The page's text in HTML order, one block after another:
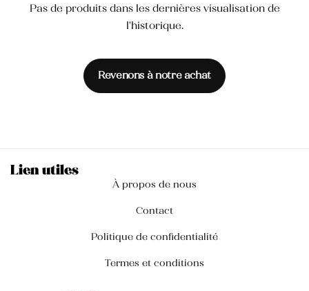
Pas de produits dans les dernières visualisation de
l'historique.
Revenons à notre achat
Lien utiles
À propos de nous
Contact
Politique de confidentialité
Termes et conditions